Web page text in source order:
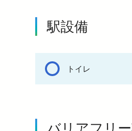
駅設備
トイレ